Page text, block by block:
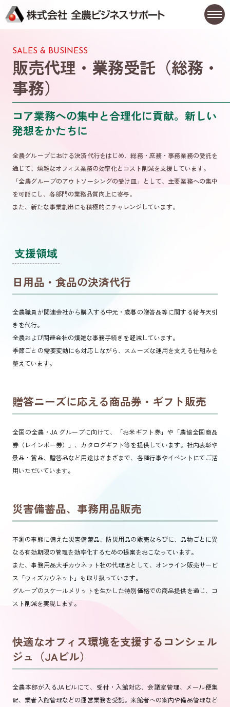
新卒採用
キャリア採用
SALES & BUSINESS
販売代理・業務受託（総務・
事務）
コア業務への集中と合理化に貢献。新しい
発想をかたちに
全農グループにおける決済代行をはじめ、総務・庶務・事務業務の受託を
通じて、煩雑なオフィス業務の効率化とコスト削減を支援しています。
「全農グループのアウトソーシングの受け皿」として、主要業務への集中
を可能にし、各部門の業務品質向上に寄与。
また、新たな事業創出にも積極的にチャレンジしています。
支援領域
日用品・食品の決済代行
全農職員が関連会社から購入する中元・歳暮の贈答品等に関する給与天引
きを代行。
全農および関連会社の煩雑な事務手続きを軽減しています。
季節ごとの需要変動にも対応しながら、スムーズな運用を支える仕組みを
整えています。
贈答ニーズに応える商品券・ギフト販売
全国の全農・JA グループに向けて、「お米ギフト券」や「農協全国商品
券（レインボー券）」、カタログギフト等を提供しています。社内表彰や
景品・賞品、贈答品など用途はさまざまで、各種行事やイベントにてご活
用いただいています。
災害備蓄品、事務用品販売
不測の事態に備えた災害備蓄品、防災用品の販売ならびに、品物ごとに異
なる有効期限の管理を効率化するための提案をおこなっています。
また、事務用品大手カウネット社の代理店として、オンライン販売サービ
ス「ウィズカウネット」も取り扱っています。
グループのスケールメリットを生かした特別価格での商品提供を通じ、コ
スト削減を実現します。
快適なオフィス環境を支援するコンシェル
ジュ（JAビル）
全農本部が入るJAビルにて、受付・入館対応、会議室管理、メール便集
配、業者入館管理などの運営業務を受託。来館者への案内や備品管理など